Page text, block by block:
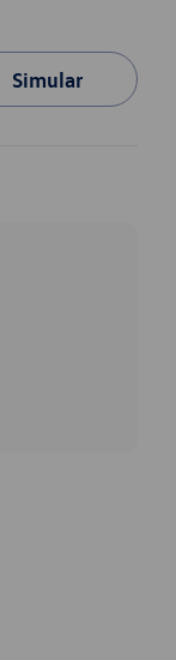
Simular